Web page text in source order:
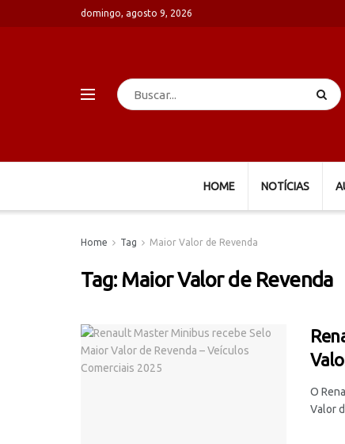
domingo, agosto 9, 2026
HOME NOTÍCIAS
Home Tag Maior Valor de Revenda
Tag: Maior Valor de Revenda
O
Valor